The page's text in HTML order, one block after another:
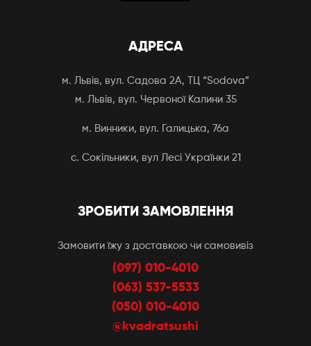
АДРЕСА
м. Львів, вул. Садова 2А, ТЦ “Sodova”
м. Львів, вул. Червоної Калини 35
м. Винники, вул. Галицька, 76а
с. Сокільники, вул Лесі Українки 21
ЗРОБИТИ ЗАМОВЛЕННЯ
Замовити їжу з доставкою чи самовивіз
(097) 010-4010
(063) 537-5533
(050) 010-4010
@kvadratsushi